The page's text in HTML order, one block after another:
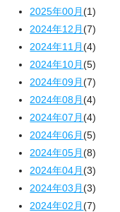
2025年00月(1)
2024年12月(7)
2024年11月(4)
2024年10月(5)
2024年09月(7)
2024年08月(4)
2024年07月(4)
2024年06月(5)
2024年05月(8)
2024年04月(3)
2024年03月(3)
2024年02月(7)